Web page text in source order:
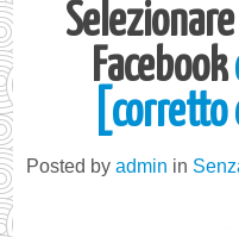
Facebook
[corretto
Posted byadmin in